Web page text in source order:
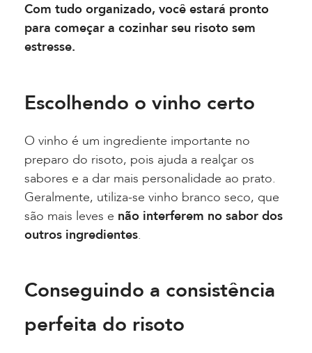
Com tudo organizado, você estará pronto
para começar a cozinhar seu risoto sem
estresse.
Escolhendo o vinho certo
O vinho é um ingrediente importante no
preparo do risoto, pois ajuda a realçar os
sabores e a dar mais personalidade ao prato.
Geralmente, utiliza-se vinho branco seco, que
são mais leves e não interferem no sabor dos
outros ingredientes.
Conseguindo a consistência
perfeita do risoto